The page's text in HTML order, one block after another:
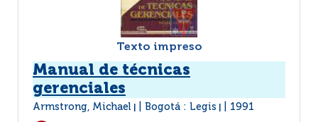
Texto impreso
Manual de técnicas
gerenciales
Armstrong, Michael Bogotá : Legis 1991